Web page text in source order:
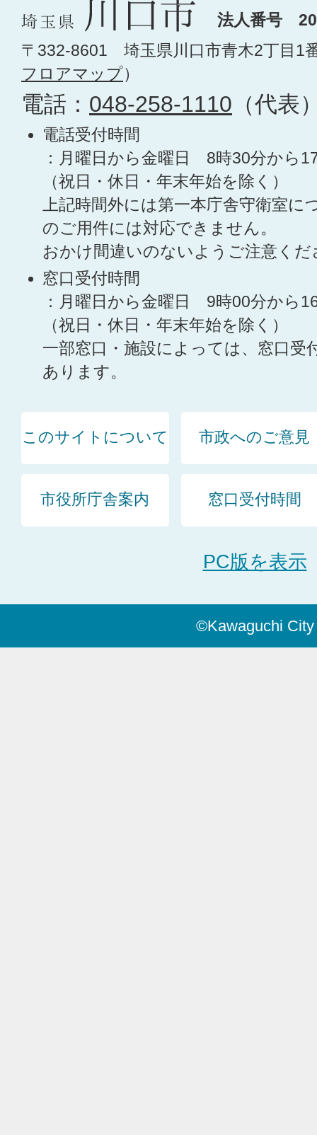
法人番号
〒332-8601 埼玉県川口市青木2丁目1
フロアマップ）
電話： 048-258-1110 （代表
電話受付時間
：月曜日から金曜日 8時30分から
（祝日・休日・年末年始を除く）
上記時間外には第一本庁舎守衛室に
のご用件には対応できません。
おかけ間違いのないようご注意くだ
窓口受付時間
：月曜日から金曜日 9時00分から
（祝日・休日・年末年始を除く）
一部窓口・施設によっては、窓口受
あります。
このサイトについて 市政へのご意見
市役所庁舎案内 窓口受付時間
PC版を表示
©Kawaguchi City